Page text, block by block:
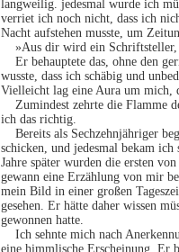
langweilig. jedesmal wurde ich
verriet ich noch nicht, dass ich
Nacht aufstehen musste, um
»Aus dir wird ein Schriftsteller,
Er behauptete das, ohne den
wusste, dass ich schäbig und
Vielleicht lag eine Aura um mich,
Zumindest zehrte die Flamme
ich das richtig.
Bereits als Sechzehnjähriger
schicken, und jedesmal bekam
Jahre später wurden die ersten
gewann eine Erzählung von mir
mein Bild in einer großen
gesehen. Er hätte daher wissen
gewonnen hatte.
Ich sehnte mich nach
eine himmlische Erscheinung. Er